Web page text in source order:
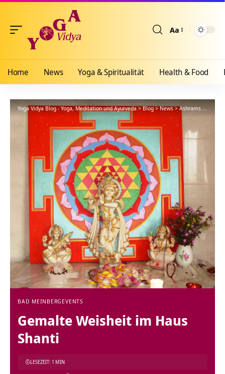
Aa
Home News Yoga & Spiritualität Health & Food
Yoga Vidya Blog - Yoga, Meditation und Ayurveda>Blog>News>Ashrams> Bad
BAD MEINBERG EVENTS
Gemalte Weisheit im Haus
Shanti
LESEZEIT: 1 MIN